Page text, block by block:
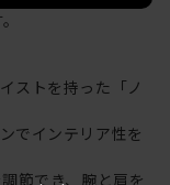
ストを持った「ノ
でインテリア性を
節でき、腕と肩を